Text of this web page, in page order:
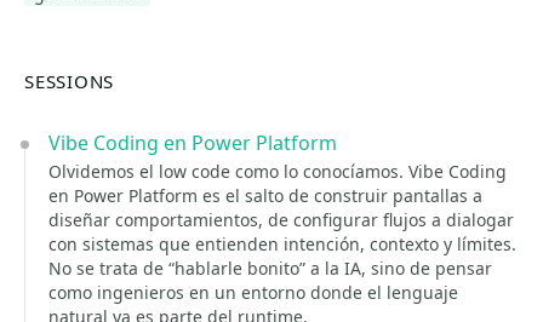
SESSIONS
Vibe Coding en Power Platform
Olvidemos el low code como lo conocíamos. Vibe Coding
en Power Platform es el salto de construir pantallas a
diseñar comportamientos, de configurar flujos a dialogar
con sistemas que entienden intención, contexto y límites.
No se trata de “hablarle bonito” a la IA, sino de pensar
como ingenieros en un entorno donde el lenguaje
natural ya es parte del runtime.